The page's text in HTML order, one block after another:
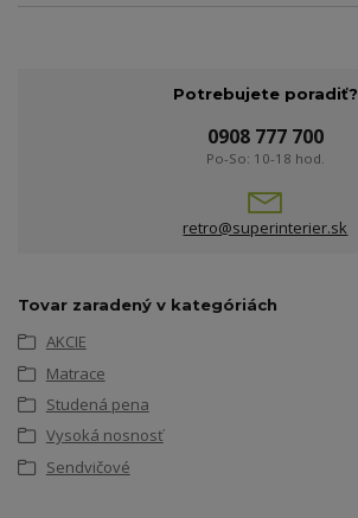
Potrebujete poradiť?
0908 777 700
Po-So: 10-18 hod.
retro@superinterier.sk
Tovar zaradený v kategóriách
AKCIE
Matrace
Studená pena
Vysoká nosnosť
Sendvičové